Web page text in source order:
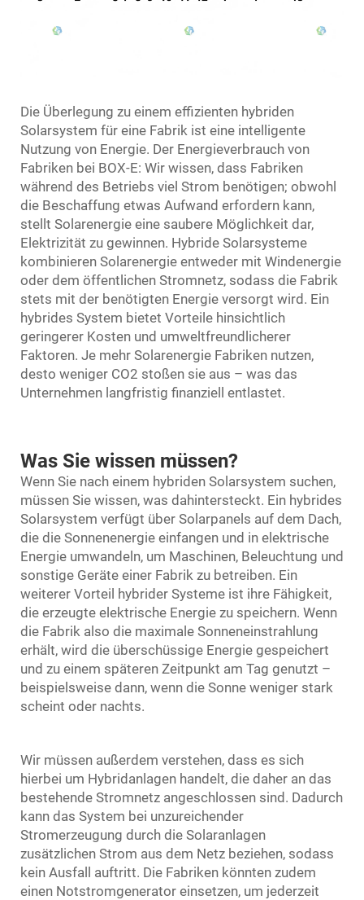
Die Überlegung zu einem effizienten hybriden
Solarsystem für eine Fabrik ist eine intelligente
Nutzung von Energie. Der Energieverbrauch von
Fabriken bei BOX-E: Wir wissen, dass Fabriken
während des Betriebs viel Strom benötigen; obwohl
die Beschaffung etwas Aufwand erfordern kann,
stellt Solarenergie eine saubere Möglichkeit dar,
Elektrizität zu gewinnen. Hybride Solarsysteme
kombinieren Solarenergie entweder mit Windenergie
oder dem öffentlichen Stromnetz, sodass die Fabrik
stets mit der benötigten Energie versorgt wird. Ein
hybrides System bietet Vorteile hinsichtlich
geringerer Kosten und umweltfreundlicherer
Faktoren. Je mehr Solarenergie Fabriken nutzen,
desto weniger CO2 stoßen sie aus – was das
Unternehmen langfristig finanziell entlastet.
Was Sie wissen müssen?
Wenn Sie nach einem hybriden Solarsystem suchen,
müssen Sie wissen, was dahintersteckt. Ein hybrides
Solarsystem verfügt über Solarpanels auf dem Dach,
die die Sonnenenergie einfangen und in elektrische
Energie umwandeln, um Maschinen, Beleuchtung und
sonstige Geräte einer Fabrik zu betreiben. Ein
weiterer Vorteil hybrider Systeme ist ihre Fähigkeit,
die erzeugte elektrische Energie zu speichern. Wenn
die Fabrik also die maximale Sonneneinstrahlung
erhält, wird die überschüssige Energie gespeichert
und zu einem späteren Zeitpunkt am Tag genutzt –
beispielsweise dann, wenn die Sonne weniger stark
scheint oder nachts.
Wir müssen außerdem verstehen, dass es sich
hierbei um Hybridanlagen handelt, die daher an das
bestehende Stromnetz angeschlossen sind. Dadurch
kann das System bei unzureichender
Stromerzeugung durch die Solaranlagen
zusätzlichen Strom aus dem Netz beziehen, sodass
kein Ausfall auftritt. Die Fabriken könnten zudem
einen Notstromgenerator einsetzen, um jederzeit